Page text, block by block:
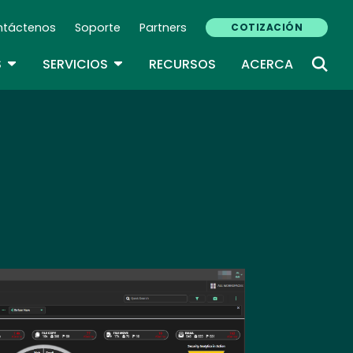
Navigation (ES)
Soporte Partners COTIZACIÓN
TOGGLE DROPDOWN
SERVICIOS TOGGLE DROPDOWN
RECURSOS ACERCA